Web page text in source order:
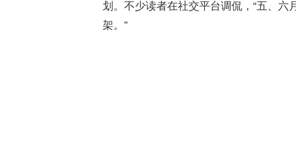
划。不少读者在社交平台调侃，“五、
架。”